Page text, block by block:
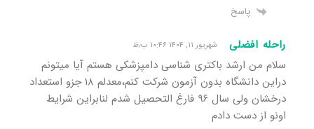
پاسخ
راحله افضلی شهریور ۱۱, ۱۴۰۴ ۱۰:۴۶ ب٫ظ
سلام من ارشد باکتری شناسی دامپزشکی هستم آیا میتونم
دراین دانشگاه بدون آزمون شرکت کنم،معدلم ۱۸ جزو استعداد
درخشان ولی سال ۹۶ فارغ التحصیل شدم لنابراین شرایط
اونو از دست دادم